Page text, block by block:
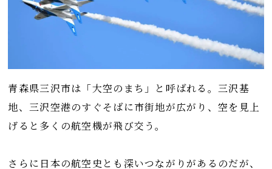
青森県三沢市は「大空のまち」と呼ばれる。三沢基
地、三沢空港のすぐそばに市街地が広がり、空を見上
げると多くの航空機が飛び交う。
さらに日本の航空史とも深いつながりがあるのだが、